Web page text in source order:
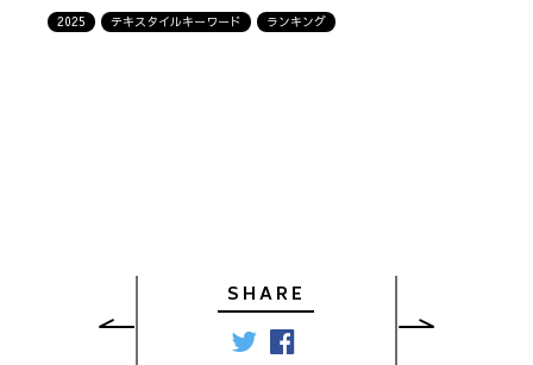
2025 テキスタイルキーワード ランキング
SHARE